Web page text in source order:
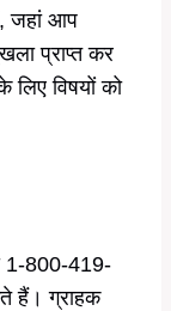
जहां आप
प्राप्त कर
विषयों को
1-800-419-
हैं। ग्राहक